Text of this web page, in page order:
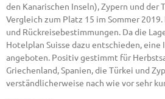
den Kanarischen Inseln), Zypern und
Vergleich zum Platz 15 im Sommer
und Rückreisebestimmungen. Da die
Hotelplan Suisse dazu entschieden,
angeboten. Positiv gestimmt für
Griechenland, Spanien, die Türkei und
verständlicherweise nach wie vor sehr